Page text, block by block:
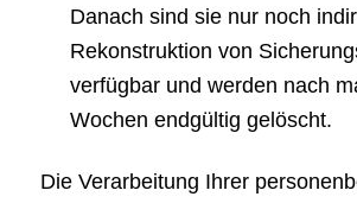
Danach sind sie nur noch
Rekonstruktion von
verfügbar und werden nach
Wochen endgültig gelöscht.
Die Verarbeitung Ihrer